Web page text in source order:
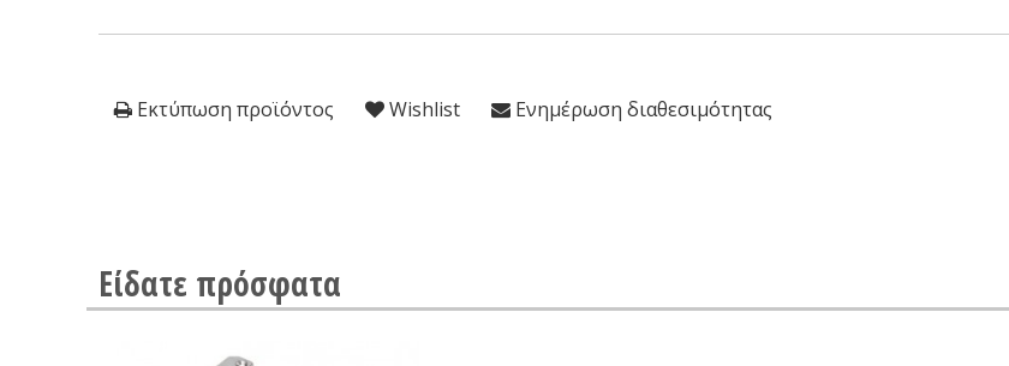
Εκτύπωση προϊόντος Wishlist Ενημέρωση διαθεσιμότητας
Είδατε πρόσφατα